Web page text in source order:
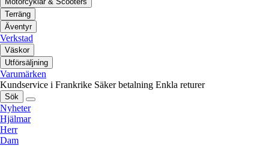
Terräng
Äventyr
Verkstad
Väskor
Utförsäljning
Varumärken
Kundservice i Frankrike Säker betalning Enkla returer
Sök
Nyheter
Hjälmar
Herr
Dam